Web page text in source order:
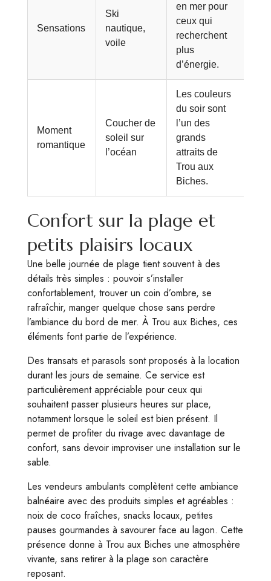
Sensations
Ski
nautique,
voile
en mer pour
ceux qui
recherchent
plus
d’énergie.
Moment
romantique
Coucher de
soleil sur
l’océan
Les couleurs
du soir sont
l’un des
grands
attraits de
Trou aux
Biches.
Confort sur la plage et
petits plaisirs locaux
Une belle journée de plage tient souvent à des
détails très simples : pouvoir s’installer
confortablement, trouver un coin d’ombre, se
rafraîchir, manger quelque chose sans perdre
l’ambiance du bord de mer. À Trou aux Biches, ces
éléments font partie de l’expérience.
Des transats et parasols sont proposés à la location
durant les jours de semaine. Ce service est
particulièrement appréciable pour ceux qui
souhaitent passer plusieurs heures sur place,
notamment lorsque le soleil est bien présent. Il
permet de profiter du rivage avec davantage de
confort, sans devoir improviser une installation sur le
sable.
Les vendeurs ambulants complètent cette ambiance
balnéaire avec des produits simples et agréables :
noix de coco fraîches, snacks locaux, petites
pauses gourmandes à savourer face au lagon. Cette
présence donne à Trou aux Biches une atmosphère
vivante, sans retirer à la plage son caractère
reposant.